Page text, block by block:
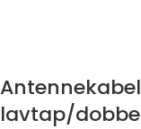
Antennekabel
lavtap/